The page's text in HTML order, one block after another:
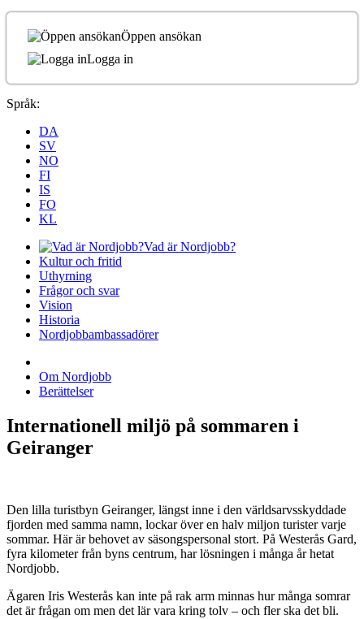
Öppen ansökan
Logga in
Språk:
DA
SV
NO
FI
IS
FO
KL
Vad är Nordjobb?
Kultur och fritid
Uthyrning
Frågor och svar
Vision
Historia
Nordjobbambassadörer
Om Nordjobb
Berättelser
Internationell miljö på sommaren i
Geiranger
Den lilla turistbyn Geiranger, längst inne i den världsarvsskyddade
fjorden med samma namn, lockar över en halv miljon turister varje
sommar. Här är behovet av säsongspersonal stort. På Westerås Gard,
fyra kilometer från byns centrum, har lösningen i många år hetat
Nordjobb.
Ägaren Iris Westerås kan inte på rak arm minnas hur många somrar
det är frågan om men det lär vara kring tolv – och fler ska det bli.